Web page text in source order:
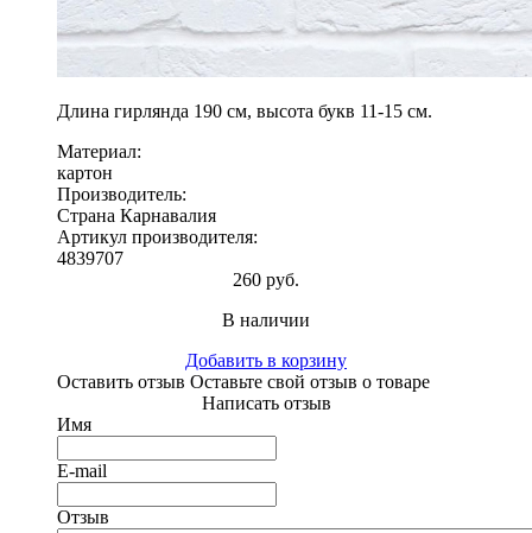
Длина гирлянда 190 см, высота букв 11-15 см.
Материал:
картон
Производитель:
Страна Карнавалия
Артикул производителя:
4839707
260 руб.
В наличии
Добавить в корзину
Оставить отзыв Оставьте свой отзыв о товаре
Написать отзыв
Имя
E-mail
Отзыв